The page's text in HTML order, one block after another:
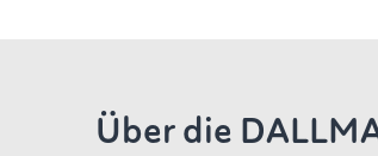
Über die